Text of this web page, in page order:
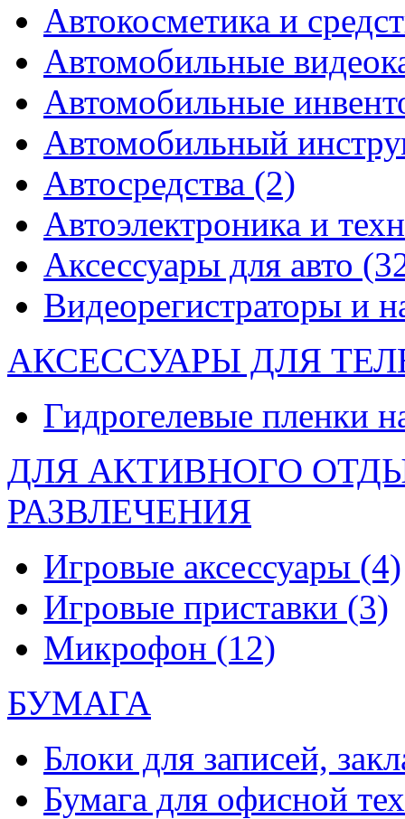
Автокосметика и
Автомобильные
Автомобильные
Автомобильный
Автосредства (2)
Автоэлектроника и
Аксессуары для авто
Видеорегистраторы и
АКСЕССУАРЫ ДЛЯ
Гидрогелевые пленки
ДЛЯ АКТИВНОГО
РАЗВЛЕЧЕНИЯ
Игровые аксессуары (4)
Игровые приставки (3)
Микрофон (12)
БУМАГА
Блоки для записей,
Бумага для офисной